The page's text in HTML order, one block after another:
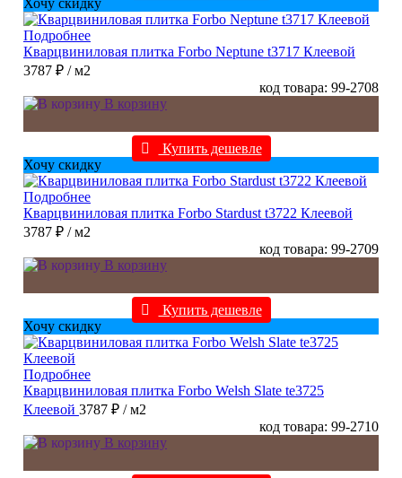
Хочу скидку
Подробнее
Кварцвиниловая плитка Forbo Neptune t3717 Клеевой
3787 ₽ / м2
код товара: 99-2708
В корзину
Купить дешевле
Хочу скидку
Подробнее
Кварцвиниловая плитка Forbo Stardust t3722 Клеевой
3787 ₽ / м2
код товара: 99-2709
В корзину
Купить дешевле
Хочу скидку
Подробнее
Кварцвиниловая плитка Forbo Welsh Slate te3725
Клеевой 3787 ₽ / м2
код товара: 99-2710
В корзину